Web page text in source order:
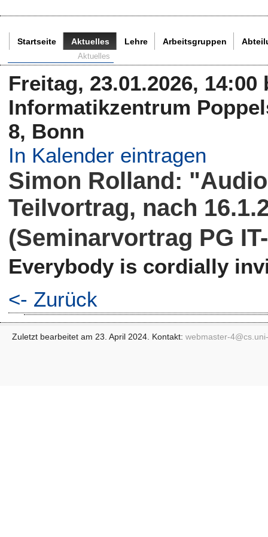
Startseite Aktuelles Lehre Arbeitsgruppen
Aktuelles
Freitag, 23.01.2026,
Informatikzentrum
8, Bonn
In Kalender eintragen
Simon Rolland:
Teilvortrag, nach
(Seminarvortrag PG
Everybody is cordially
<- Zurück
Zuletzt bearbeitet am 23. April 2024. Kontakt: webmaster-4@